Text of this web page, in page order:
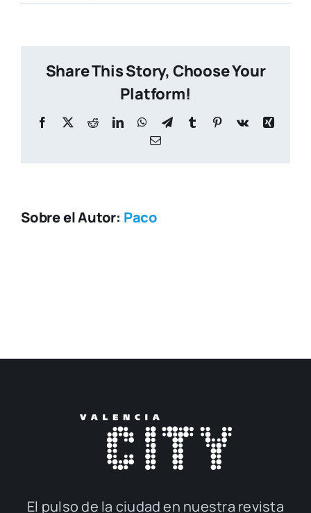
Share This Story, Choose Your
Platform!
Facebook
X RedditLinkedInWhatsApp
TelegramTumblr Pinterest
Vk
Xing
Correo
Sobre el Autor: Paco
El pul­so de la ciu­dad en nues­tra revis­ta